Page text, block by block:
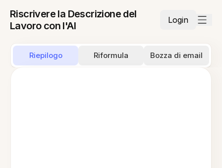
Riscrivere la Descrizione del
Lavoro con l'AI
Login
Riepilogo Riformula Bozza di email